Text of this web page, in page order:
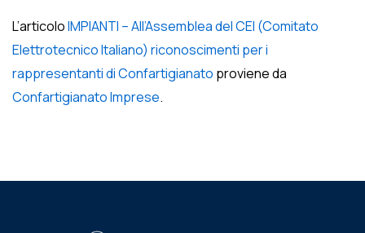
L’articoloIMPIANTI – All’Assemblea del CEI (Comitato
Elettrotecnico Italiano) riconoscimenti per i
rappresentanti di Confartigianato proviene da
Confartigianato Imprese.